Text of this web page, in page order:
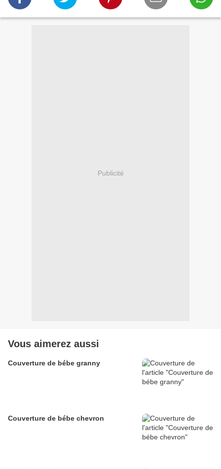
Publicité
Vous aimerez aussi
Couverture de bébe granny
Couverture de bébe chevron